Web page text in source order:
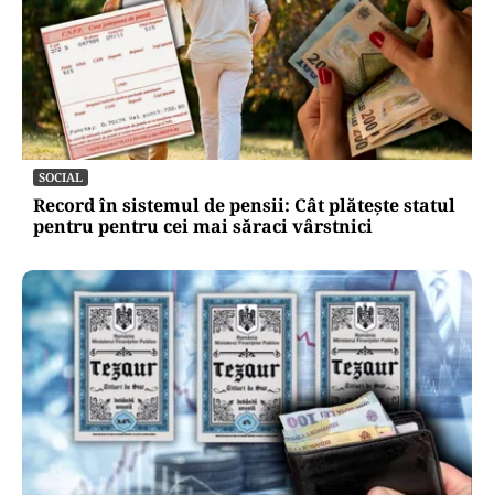
SOCIAL
Record în sistemul de pensii: Cât plătește statul
pentru pentru cei mai săraci vârstnici